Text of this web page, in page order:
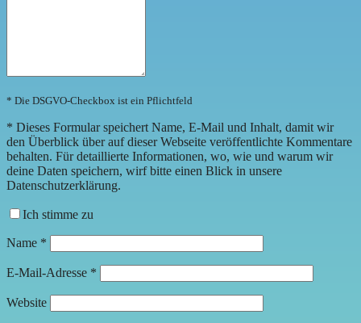
* Die DSGVO-Checkbox ist ein Pflichtfeld
* Dieses Formular speichert Name, E-Mail und Inhalt, damit wir
den Überblick über auf dieser Webseite veröffentlichte Kommentare
behalten. Für detaillierte Informationen, wo, wie und warum wir
deine Daten speichern, wirf bitte einen Blick in unsere
Datenschutzerklärung.
Ich stimme zu
Name *
E-Mail-Adresse *
Website